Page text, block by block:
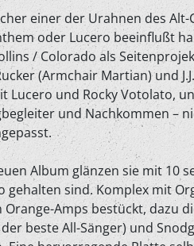
einer der Urahnen des
oder Lucero beeinflußt
/ Colorado als
(Armchair Martian) und
Lucero und Rocky Votolato,
und Nachkommen –
Album glänzen sie mit 10
gehalten sind. Komplex mit
Orange-Amps bestückt, dazu
beste All-Sänger) und